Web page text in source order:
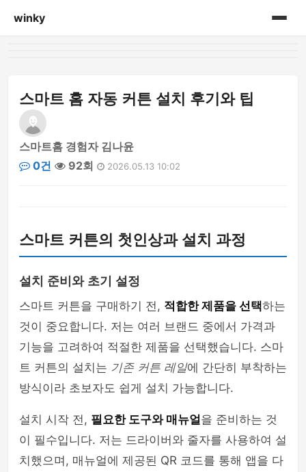
winky
스마트 홈 자동 커튼 설치 후기와 팁
스마트홈 경험자 김나윤
0건
92회 2026.05.13 10:02
스마트 커튼의 첫인상과 설치 과정
설치 준비와 초기 설정
스마트 커튼을 구매하기 전, 적합한 제품을 선택하는
것이 중요합니다. 저는 여러 브랜드 중에서 가격과
기능을 고려하여 적절한 제품을 선택했습니다. 스마
트 커튼의 설치는 기존 커튼 레일에 간단히 부착하는
방식이라 초보자도 쉽게 설치 가능합니다.
설치 시작 전, 필요한 도구와 매뉴얼을 준비하는 것
이 필수입니다. 저는 드라이버와 줄자를 사용하여 설
치했으며, 매뉴얼에 제공된 QR 코드를 통해 앱을 다